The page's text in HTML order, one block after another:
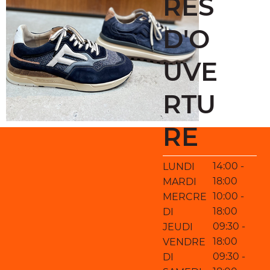
RES
D'O
UVE
RTU
RE
LUNDI
MARDI
MERCRE
DI
JEUDI
VENDRE
DI
14:00 -
18:00
10:00 -
18:00
09:30 -
18:00
09:30 -